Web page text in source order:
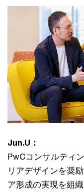
Jun.U：
PwCコンサルティ
リアデザインを奨
ア形成の実現を組